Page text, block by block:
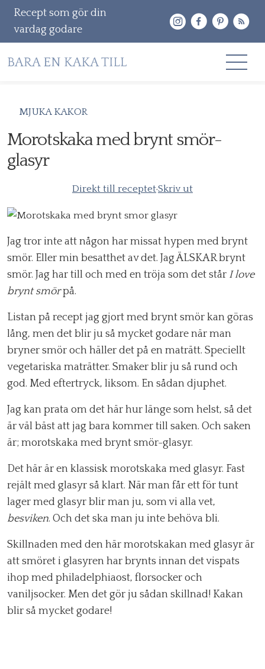
Recept som gör din
vardag godare
vidare
till
innehåll
OM MIG
MJUKA KAKOR
Morotskaka med brynt smör-
glasyr
Direkt till receptet·Skriv ut
Jag tror inte att någon har missat hypen med brynt
smör. Eller min besatthet av det. Jag ÄLSKAR brynt
smör. Jag har till och med en tröja som det står I love
brynt smörpå.
Listan på recept jag gjort med brynt smör kan göras
lång, men det blir ju så mycket godare när man
bryner smör och häller det på en maträtt. Speciellt
vegetariska maträtter. Smaker blir ju så rund och
god. Med eftertryck, liksom. En sådan djuphet.
Jag kan prata om det här hur länge som helst, så det
är väl bäst att jag bara kommer till saken. Och saken
är; morotskaka med brynt smör-glasyr.
Det här är en klassisk morotskaka med glasyr. Fast
rejält med glasyr så klart. När man får ett för tunt
lager med glasyr blir man ju, som vi alla vet,
besviken. Och det ska man ju inte behöva bli.
Skillnaden med den här morotskakan med glasyr är
att smöret i glasyren har brynts innan det vispats
ihop med philadelphiaost, florsocker och
vaniljsocker. Men det gör ju sådan skillnad! Kakan
blir så mycket godare!